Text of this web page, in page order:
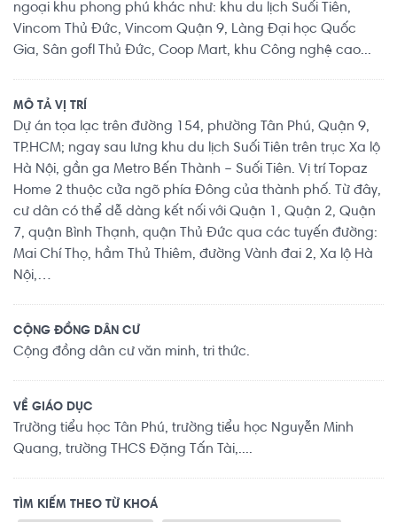
ngoại khu phong phú khác như: khu du lịch Suối Tiên,
Vincom Thủ Đức, Vincom Quận 9, Làng Đại học Quốc
Gia, Sân gofl Thủ Đức, Coop Mart, khu Công nghệ cao...
MÔ TẢ VỊ TRÍ
Dự án tọa lạc trên đường 154, phường Tân Phú, Quận 9,
TP.HCM; ngay sau lưng khu du lịch Suối Tiên trên trục Xa lộ
Hà Nội, gần ga Metro Bến Thành – Suối Tiên. Vị trí Topaz
Home 2 thuộc cửa ngõ phía Đông của thành phố. Từ đây,
cư dân có thể dễ dàng kết nối với Quận 1, Quận 2, Quận
7, quận Bình Thạnh, quận Thủ Đức qua các tuyến đường:
Mai Chí Thọ, hầm Thủ Thiêm, đường Vành đai 2, Xa lộ Hà
Nội,…
CỘNG ĐỒNG DÂN CƯ
Cộng đồng dân cư văn minh, tri thức.
VỀ GIÁO DỤC
Trường tiểu học Tân Phú, trường tiểu học Nguyễn Minh
Quang, trường THCS Đặng Tấn Tài,....
TÌM KIẾM THEO TỪ KHOÁ